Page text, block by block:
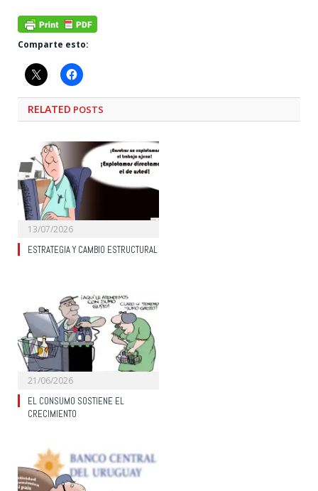
Comparte esto:
RELATED POSTS
13/07/2026
ESTRATEGIA Y CAMBIO ESTRUCTURAL
21/06/2026
EL CONSUMO SOSTIENE EL
CRECIMIENTO